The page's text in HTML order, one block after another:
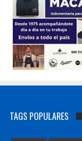
TAGS POPULARES